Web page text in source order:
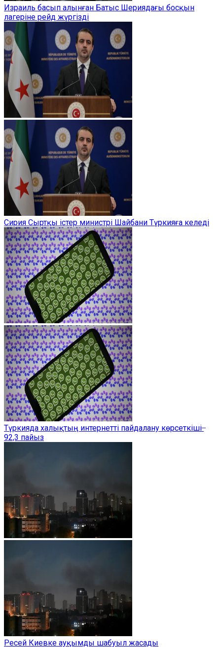
Израиль басып алынған Батыс Шериядағы босқын
лагеріне рейд жүргізді
Сирия Сыртқы істер министрі Шайбани Түркияға келеді
Түркияда халықтың интернетті пайдалану көрсеткіші ̶
92,3 пайыз
Ресей Киевке ауқымды шабуыл жасады